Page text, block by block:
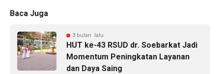
Baca Juga
3 bulan lalu
HUT ke-43 RSUD dr. Soebarkat Jadi
Momentum Peningkatan Layanan
dan Daya Saing